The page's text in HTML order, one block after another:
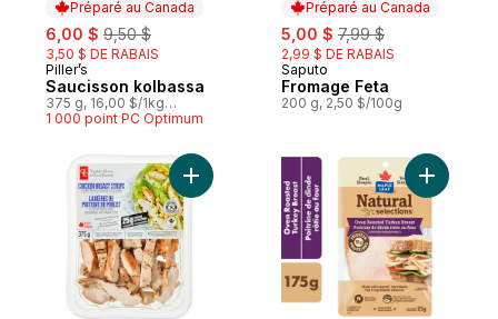
Préparé au Canada
sale:
6,00 $ , formerly:
9,50 $
3,50 $ DE RABAIS
Préparé au Canada
Piller’s
Saucisson kolbassa
375 g, 16,00 $/1kg
1,60 $/100g
1 000 point PC Optimum
Préparé au Canada
sale:
5,00 $ , formerly:
7,99 $
2,99 $ DE RABAIS
Préparé au Canada
Saputo
Fromage Feta
200 g, 2,50 $/100g
Ajouter Lanières de poitrine de poulet au
Ajouter